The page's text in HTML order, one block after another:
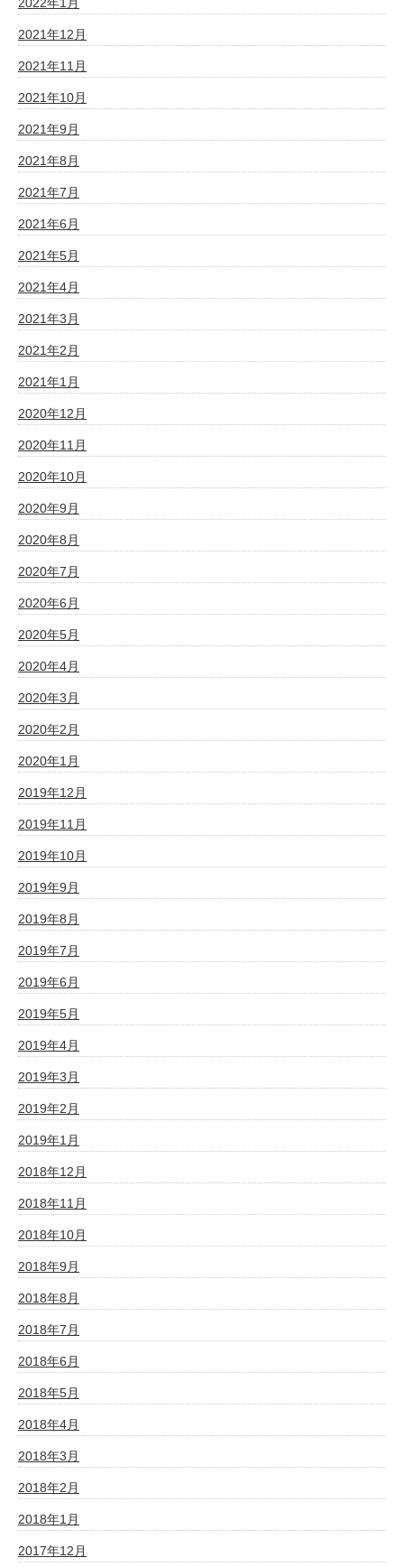
2021年12月
2021年11月
2021年10月
2021年9月
2021年8月
2021年7月
2021年6月
2021年5月
2021年4月
2021年3月
2021年2月
2021年1月
2020年12月
2020年11月
2020年10月
2020年9月
2020年8月
2020年7月
2020年6月
2020年5月
2020年4月
2020年3月
2020年2月
2020年1月
2019年12月
2019年11月
2019年10月
2019年9月
2019年8月
2019年7月
2019年6月
2019年5月
2019年4月
2019年3月
2019年2月
2019年1月
2018年12月
2018年11月
2018年10月
2018年9月
2018年8月
2018年7月
2018年6月
2018年5月
2018年4月
2018年3月
2018年2月
2018年1月
2017年12月